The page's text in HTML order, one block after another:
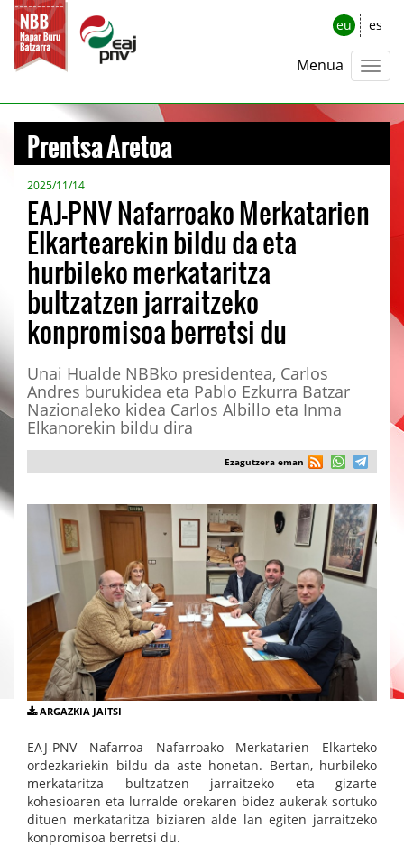
eu es
Menua
Prentsa Aretoa
2025/11/14
EAJ-PNV Nafarroako Merkatarien
Elkartearekin bildu da eta
hurbileko merkataritza
bultzatzen jarraitzeko
konpromisoa berretsi du
Unai Hualde NBBko presidentea, Carlos
Andres burukidea eta Pablo Ezkurra Batzar
Nazionaleko kidea Carlos Albillo eta Inma
Elkanorekin bildu dira
Ezagutzera eman
ARGAZKIA JAITSI
EAJ-PNV Nafarroa Nafarroako Merkatarien Elkarteko
ordezkariekin bildu da aste honetan. Bertan, hurbileko
merkataritza bultzatzen jarraitzeko eta gizarte
kohesioaren eta lurralde orekaren bidez aukerak sortuko
dituen merkataritza biziaren alde lan egiten jarraitzeko
konpromisoa berretsi du.